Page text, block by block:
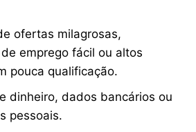
ofertas milagrosas,
emprego fácil ou altos
pouca qualificação.
dinheiro, dados bancários ou
pessoais.